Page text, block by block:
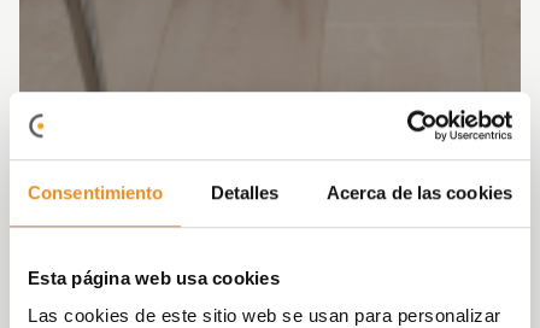
Consentimiento Detalles Acerca de las cookies
Esta página web usa cookies
Las cookies de este sitio web se usan para personalizar